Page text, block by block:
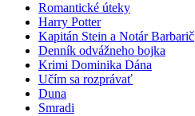
Romantické úteky
Harry Potter
Kapitán Stein a Notár Barbarič
Denník odvážneho bojka
Krimi Dominika Dána
Učím sa rozprávať
Duna
Smradi